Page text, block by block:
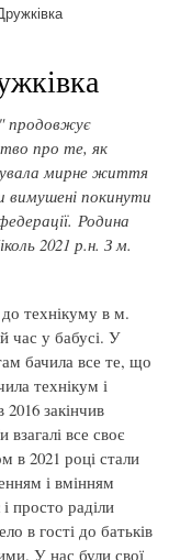
продовжує
про те, як
мирне життя
вимушені покинути
Родина
2021 р.н. З м.
до технікуму в м.
час у бабусі. У
бачила все те, що
технікум і
закінчив
все своє
в 2021 році стали
і вмінням
просто раділи
в гості до батьків
У нас були свої